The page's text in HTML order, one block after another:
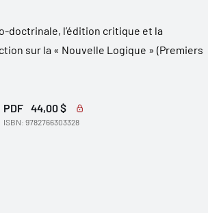
doctrinale, l’édition critique et la
sur la « Nouvelle Logique » (Premiers
PDF 44,00 $
ISBN: 9782766303328